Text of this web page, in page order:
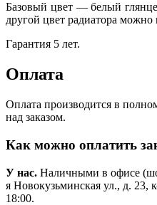
Базовый цвет — белый
другой цвет радиатора можно
Гарантия 5 лет.
Оплата
Оплата производится в
над заказом.
Как можно оплатить
У нас. Наличными в офисе
я Новокузьминская ул., д. 23,
18:00.